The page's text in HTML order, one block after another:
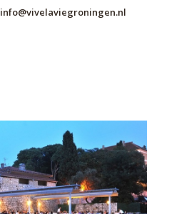
info@vivelaviegroningen.nl